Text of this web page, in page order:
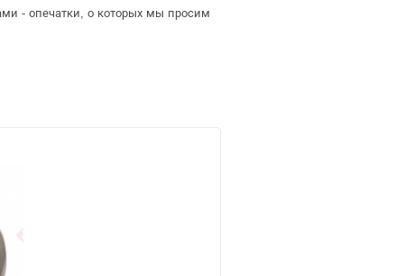
- опечатки, о которых мы просим